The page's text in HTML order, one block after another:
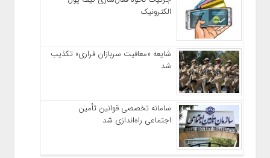
الکترونیک
شایعه «معافیت سربازان فراری» تکذیب
شد
سامانه تخصصی قوانین تأمین
اجتماعی راه‌اندازی شد